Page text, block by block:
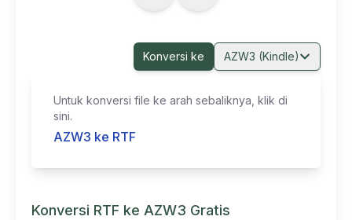
Konversi ke AZW3 (Kindle)
Untuk konversi file ke arah sebaliknya, klik di
sini.
AZW3 ke RTF
Konversi RTF ke AZW3 Gratis